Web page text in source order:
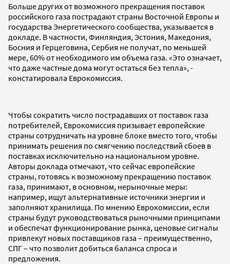
Больше других от возможного прекращения поставок
российского газа пострадают страны Восточной Европы и
государства Энергетического сообщества, указывается в
докладе. В частности, Финляндия, Эстония, Македония,
Босния и Герцеговина, Сербия не получат, по меньшей
мере, 60% от необходимого им объема газа. «Это означает,
что даже частные дома могут остаться без тепла», -
констатировала Еврокомиссия.
Чтобы сократить число пострадавших от поставок газа
потребителей, Еврокомиссия призывает европейские
страны сотрудничать на уровне блоке вместо того, чтобы
принимать решения по смягчению последствий сбоев в
поставках исключительно на национальном уровне.
Авторы доклада отмечают, что сейчас европейские
страны, готовясь к возможному прекращению поставок
газа, принимают, в основном, нерыночные меры:
например, ищут альтернативные источники энергии и
заполняют хранилища. По мнению Еврокомиссии, если
страны будут руководствоваться рыночными принципами
и обеспечат функционирование рынка, ценовые сигналы
привлекут новых поставщиков газа – преимущественно,
СПГ – что позволит добиться баланса спроса и
предложения.